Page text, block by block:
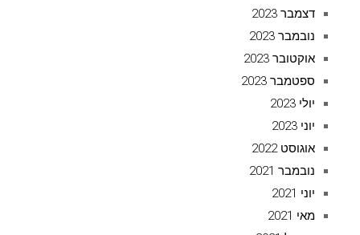
דצמבר 2023
נובמבר 2023
אוקטובר 2023
ספטמבר 2023
יולי 2023
יוני 2023
אוגוסט 2022
נובמבר 2021
יוני 2021
מאי 2021